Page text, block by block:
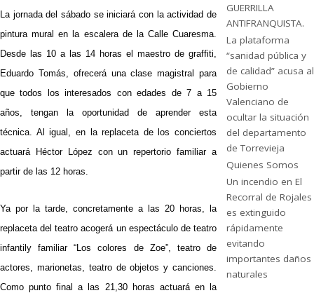
La jornada del sábado se iniciará con la actividad de
pintura mural en la escalera de la Calle Cuaresma.
Desde las 10 a las 14 horas el maestro de graffiti,
Eduardo Tomás, ofrecerá una clase magistral para
que todos los interesados con edades de 7 a 15
años, tengan la oportunidad de aprender esta
técnica. Al igual, en la replaceta de los conciertos
actuará Héctor López con un repertorio familiar a
partir de las 12 horas.
Ya por la tarde, concretamente a las 20 horas, la
replaceta del teatro acogerá un espectáculo de teatro
infantily familiar “Los colores de Zoe”, teatro de
actores, marionetas, teatro de objetos y canciones.
Como punto final a las 21,30 horas actuará en la
GUERRILLA
ANTIFRANQUISTA.
La plataforma
“sanidad pública y
de calidad” acusa al
Gobierno
Valenciano de
ocultar la situación
del departamento
de Torrevieja
Quienes Somos
Un incendio en El
Recorral de Rojales
es extinguido
rápidamente
evitando
importantes daños
naturales